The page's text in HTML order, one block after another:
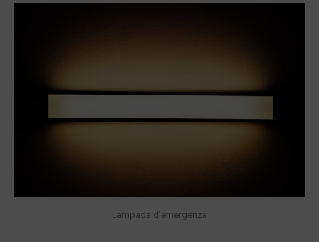
Lampada d’emergenza